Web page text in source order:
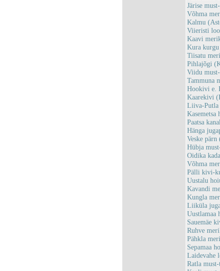
Järise
Võhma
Kalmu
Viieristi
Kaavi
Kura
Tiisatu
Pihlajõgi
Viidu
Tammuna
Hookivi e.
Kaarekivi
Liiva-Putla
Paatsa
Hänga
Veske
Hübja
Oidika
Võhma
Pälli kivi-
Uustalu
Kavandi
Kungla
Liiküla
Uustlamaa
Sauemäe
Ruhve
Pähkla
Sepamaa
Laidevahe
Ratla